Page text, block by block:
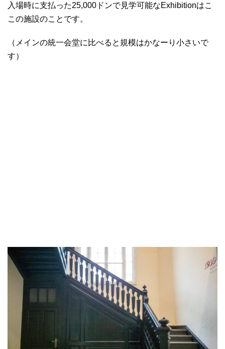
入場時に支払った25,000ドンで見学可能なExhibitionはこ
この施設のことです。
（メインの統一会堂に比べると規模はかなーり小さいで
す）